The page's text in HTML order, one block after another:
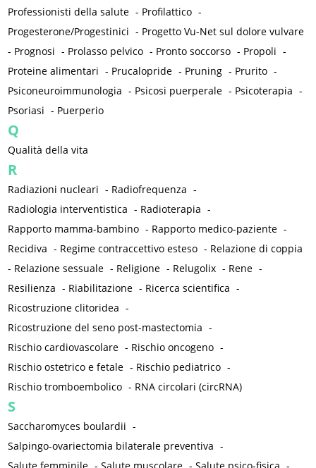
Professionisti della salute - Profilattico -
Progesterone/Progestinici - Progetto Vu-Net sul dolore vulvare
- Prognosi - Prolasso pelvico - Pronto soccorso - Propoli -
Proteine alimentari - Prucalopride - Pruning - Prurito -
Psiconeuroimmunologia - Psicosi puerperale - Psicoterapia -
Psoriasi - Puerperio
Q
Qualità della vita
R
Radiazioni nucleari - Radiofrequenza -
Radiologia interventistica - Radioterapia -
Rapporto mamma-bambino - Rapporto medico-paziente -
Recidiva - Regime contraccettivo esteso - Relazione di coppia
- Relazione sessuale - Religione - Relugolix - Rene -
Resilienza - Riabilitazione - Ricerca scientifica -
Ricostruzione clitoridea -
Ricostruzione del seno post-mastectomia -
Rischio cardiovascolare - Rischio oncogeno -
Rischio ostetrico e fetale - Rischio pediatrico -
Rischio tromboembolico - RNA circolari (circRNA)
S
Saccharomyces boulardii -
Salpingo-ovariectomia bilaterale preventiva -